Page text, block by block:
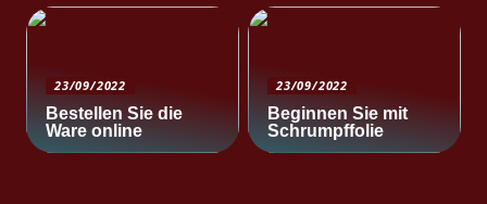
23/09/2022
Bestellen Sie die
Ware online
23/09/2022
Beginnen Sie mit
Schrumpffolie